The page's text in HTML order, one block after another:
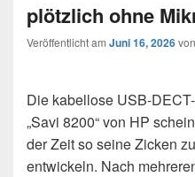
plötzlich ohne
Veröffentlicht am Juni 16, 2026von
Die kabellose USB-
„Savi 8200“ von HP
der Zeit so seine Zicken zu
entwickeln. Nach